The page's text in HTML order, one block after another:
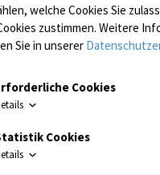
und Fotos
Infos
Dekontamination und
welche Cookies Sie
zustimmen. Weitere
Sie in unserer
Cookies
Cookies